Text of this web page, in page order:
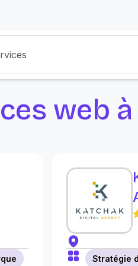
web
Stratégie